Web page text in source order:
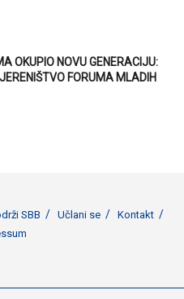
OKUPIO NOVU GENERACIJU:
FORUMA MLADIH
SBB Učlani se
Kontakt